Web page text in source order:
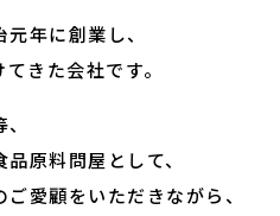
年に創業し、
きた会社です。
原料問屋として、
愛顧をいただきながら、